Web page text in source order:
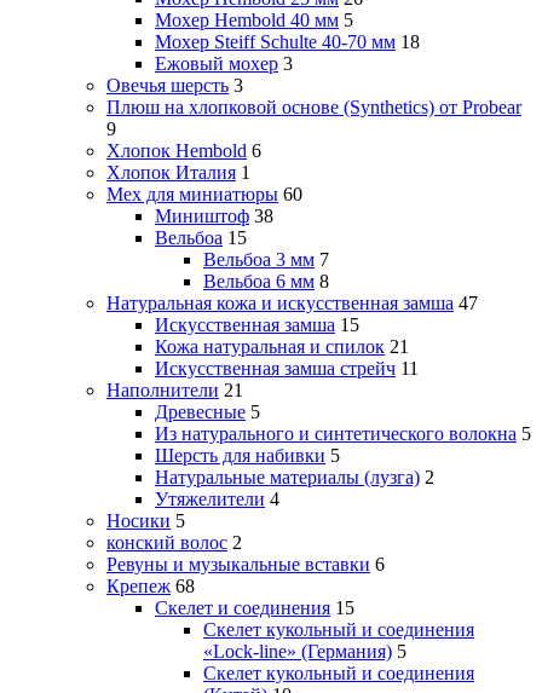
Мохер Hembold 40 мм 5
Мохер Steiff Schulte 40-70 мм 18
Ежовый мохер 3
Овечья шерсть 3
Плюш на хлопковой основе (Synthetics) от Probear
9
Хлопок Hembold 6
Хлопок Италия 1
Мех для миниатюры 60
Миништоф 38
Вельбоа 15
Вельбоа 3 мм 7
Вельбоа 6 мм 8
Натуральная кожа и искусственная замша 47
Искусственная замша 15
Кожа натуральная и спилок 21
Искусственная замша стрейч 11
Наполнители 21
Древесные 5
Из натурального и синтетического волокна 5
Шерсть для набивки 5
Натуральные материалы (лузга) 2
Утяжелители 4
Носики 5
конский волос 2
Ревуны и музыкальные вставки 6
Крепеж 68
Скелет и соединения 15
Скелет кукольный и соединения
«Lock-line» (Германия) 5
Скелет кукольный и соединения